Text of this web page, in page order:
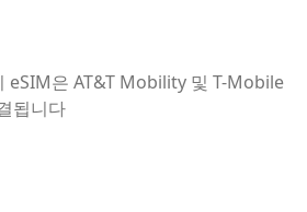
eSIM은 AT&T Mobility 및 T-Mobile
됩니다